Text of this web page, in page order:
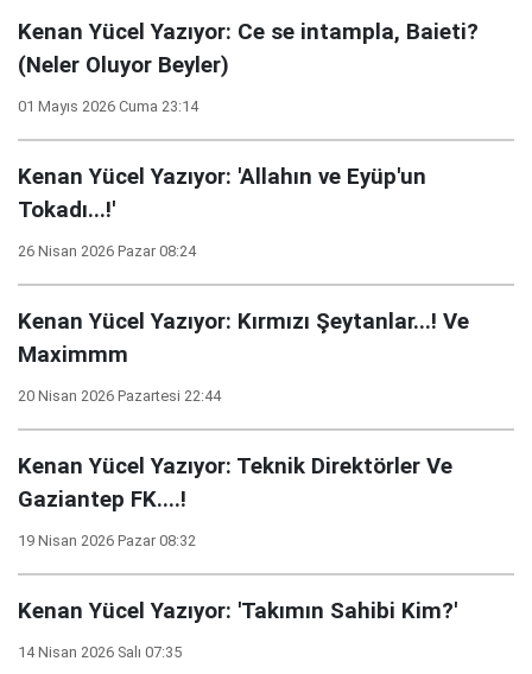
Kenan Yücel Yazıyor: Ce se intampla, Baieti?
(Neler Oluyor Beyler)
01 Mayıs 2026 Cuma 23:14
Kenan Yücel Yazıyor: 'Allahın ve Eyüp'un
Tokadı...!'
26 Nisan 2026 Pazar 08:24
Kenan Yücel Yazıyor: Kırmızı Şeytanlar...! Ve
Maximmm
20 Nisan 2026 Pazartesi 22:44
Kenan Yücel Yazıyor: Teknik Direktörler Ve
Gaziantep FK....!
19 Nisan 2026 Pazar 08:32
Kenan Yücel Yazıyor: 'Takımın Sahibi Kim?'
14 Nisan 2026 Salı 07:35